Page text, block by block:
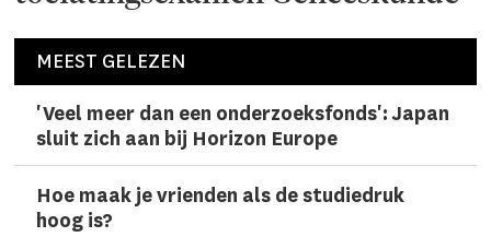
MEEST GELEZEN
'Veel meer dan een onderzoeks­fonds': Japan
sluit zich aan bij Horizon Europe
Hoe maak je vrienden als de studiedruk
hoog is?